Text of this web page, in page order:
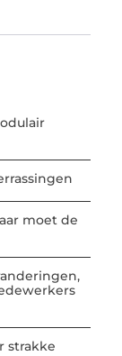
moet de
strakke